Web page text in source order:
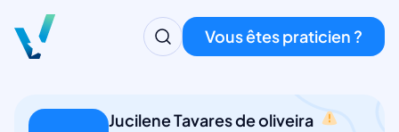
Vous êtes praticien ?
Jucilene Tavares de oliveira